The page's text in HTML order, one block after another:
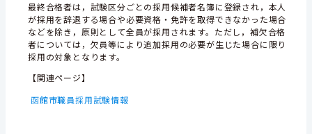
最終合格者は，試験区分ごとの採用候補者名簿に登録され，本人
が採用を辞退する場合や必要資格・免許を取得できなかった場合
などを除き，原則として全員が採用されます。ただし，補欠合格
者については，欠員等により追加採用の必要が生じた場合に限り
採用の対象となります。
【関連ページ】
函館市職員採用試験情報